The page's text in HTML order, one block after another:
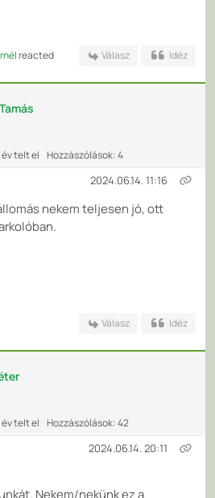
reacted Válasz Idéz
telt el Hozzászólások: 4
2024.06.14. 11:16
nekem teljesen jó, ott
Válasz Idéz
telt el Hozzászólások: 42
2024.06.14. 20:11